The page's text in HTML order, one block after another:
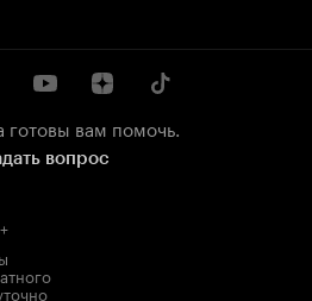
вам помочь.
вопрос